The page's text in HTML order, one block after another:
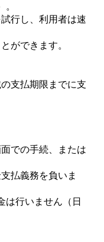
行し、利用者は速
ができます。
支払期限までに支
での手続、または
払義務を負いま
は行いません（日